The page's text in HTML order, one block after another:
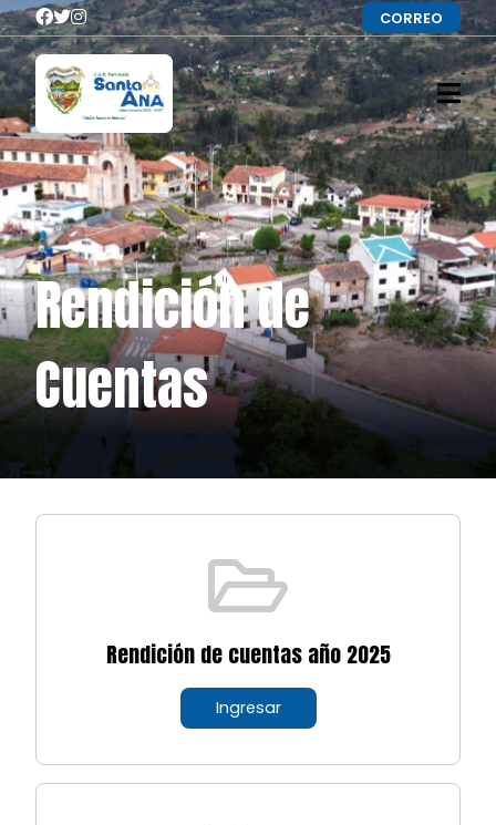
CORREO
Rendición de
Cuentas
Rendición de cuentas año 2025
Ingresar